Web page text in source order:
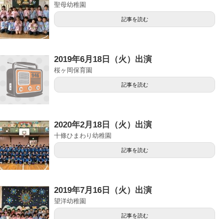
聖母幼稚園
記事を読む
2019年6月18日（火）出演
桜ヶ岡保育園
記事を読む
2020年2月18日（火）出演
十條ひまわり幼稚園
記事を読む
2019年7月16日（火）出演
望洋幼稚園
記事を読む